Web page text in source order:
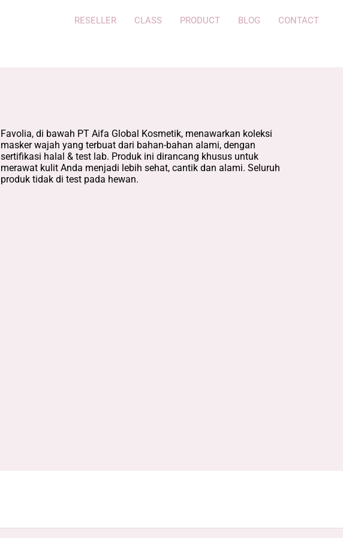
RESELLER CLASS PRODUCT BLOG CONTACT
Favolia, di bawah PT Aifa Global Kosmetik, menawarkan koleksi
masker wajah yang terbuat dari bahan-bahan alami, dengan
sertifikasi halal & test lab. Produk ini dirancang khusus untuk
merawat kulit Anda menjadi lebih sehat, cantik dan alami. Seluruh
produk tidak di test pada hewan.